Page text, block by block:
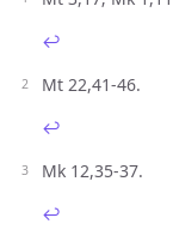
↩︎
Mt 22,41-46.
↩︎
Mk 12,35-37.
↩︎